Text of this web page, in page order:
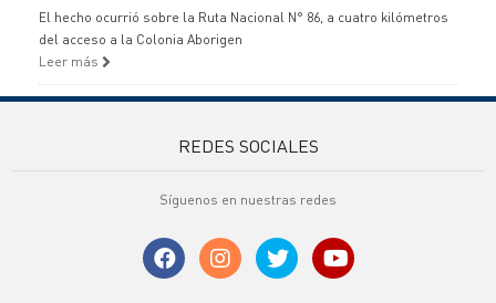
El hecho ocurrió sobre la Ruta Nacional N° 86, a cuatro kilómetros
del acceso a la Colonia Aborigen
Leer más
REDES SOCIALES
Síguenos en nuestras redes